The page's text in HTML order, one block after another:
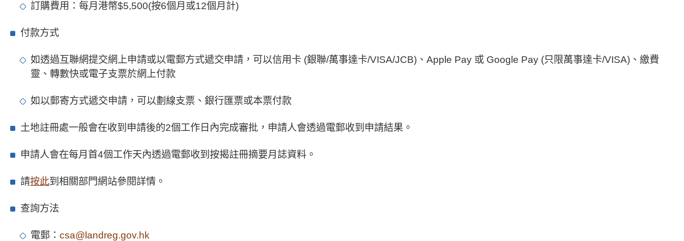
訂購費用：每月港幣$5,500(按6個月或12個月計)
付款方式
如透過互聯網提交網上申請或以電郵方式遞交申請，可以信用卡 (銀聯/萬事達卡/VISA/JCB)、Apple Pay 或 Google Pay (只限萬事達卡/VISA)、繳費
靈、轉數快或電子支票於網上付款
如以郵寄方式遞交申請，可以劃線支票、銀行匯票或本票付款
土地註冊處一般會在收到申請後的2個工作日內完成審批，申請人會透過電郵收到申請結果。
申請人會在每月首4個工作天內透過電郵收到按揭註冊摘要月誌資料。
請按此到相關部門網站參閱詳情。
查詢方法
電郵： csa@landreg.gov.hk